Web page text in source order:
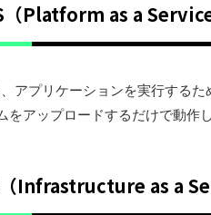
（Platform as a Service
アプリケーションを実行する
をアップロードするだけで動作
Infrastructure as a